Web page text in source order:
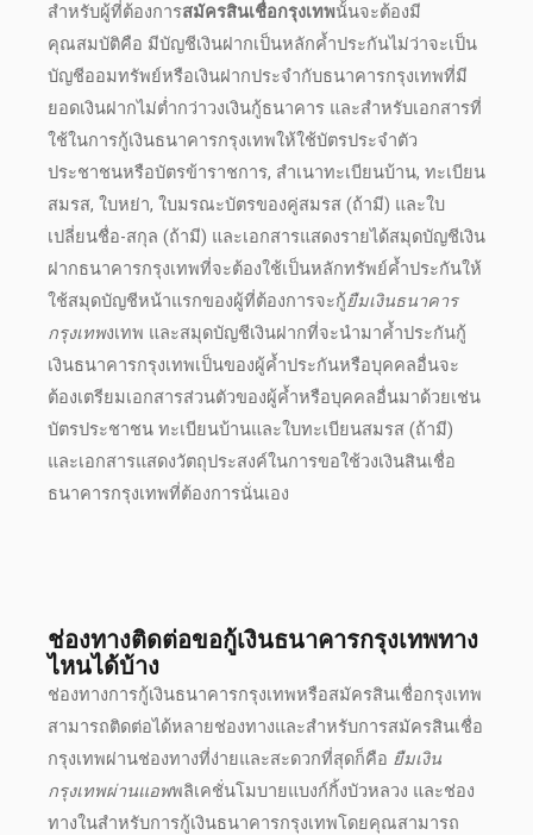
สำหรับผู้ที่ต้องการสมัครสินเชื่อกรุงเทพนั้นจะต้องมี
คุณสมบัติคือ มีบัญชีเงินฝากเป็นหลักค้ำประกันไม่ว่าจะเป็น
บัญชีออมทรัพย์หรือเงินฝากประจำกับธนาคารกรุงเทพที่มี
ยอดเงินฝากไม่ต่ำกว่าวงเงินกู้ธนาคาร และสำหรับเอกสารที่
ใช้ในการกู้เงินธนาคารกรุงเทพให้ใช้บัตรประจำตัว
ประชาชนหรือบัตรข้าราชการ, สำเนาทะเบียนบ้าน, ทะเบียน
สมรส, ใบหย่า, ใบมรณะบัตรของคู่สมรส (ถ้ามี) และใบ
เปลี่ยนชื่อ-สกุล (ถ้ามี) และเอกสารแสดงรายได้สมุดบัญชีเงิน
ฝากธนาคารกรุงเทพที่จะต้องใช้เป็นหลักทรัพย์ค้ำประกันให้
ใช้สมุดบัญชีหน้าแรกของผู้ที่ต้องการจะกู้ยืมเงินธนาคาร
กรุงเทพงเทพ และสมุดบัญชีเงินฝากที่จะนำมาค้ำประกันกู้
เงินธนาคารกรุงเทพเป็นของผู้ค้ำประกันหรือบุคคลอื่นจะ
ต้องเตรียมเอกสารส่วนตัวของผู้ค้ำหรือบุคคลอื่นมาด้วยเช่น
บัตรประชาชน ทะเบียนบ้านและใบทะเบียนสมรส (ถ้ามี)
และเอกสารแสดงวัตถุประสงค์ในการขอใช้วงเงินสินเชื่อ
ธนาคารกรุงเทพที่ต้องการนั่นเอง
ช่องทางติดต่อขอกู้เงินธนาคารกรุงเทพทาง
ไหนได้บ้าง
ช่องทางการกู้เงินธนาคารกรุงเทพหรือสมัครสินเชื่อกรุงเทพ
สามารถติดต่อได้หลายช่องทางและสำหรับการสมัครสินเชื่อ
กรุงเทพผ่านช่องทางที่ง่ายและสะดวกที่สุดก็คือ ยืมเงิน
กรุงเทพผ่านแอพพลิเคชั่นโมบายแบงก์กิ้งบัวหลวง และช่อง
ทางในสำหรับการกู้เงินธนาคารกรุงเทพโดยคุณสามารถ